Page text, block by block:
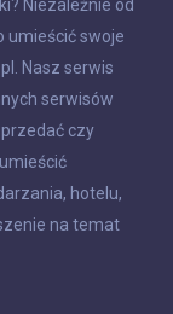
Niezależnie od
umieścić swoje
Nasz serwis
serwisów
czy
hotelu,
na temat